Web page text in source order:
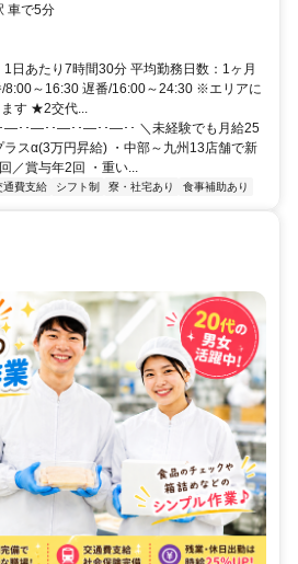
車で5分
日あたり7時間30分 平均勤務日数：1ヶ月
8:00～16:30 遅番/16:00～24:30 ※エリアに
ます ★2交代...
･･―･･―･･―･･―･･ ＼未経験でも月給25
スα(3万円昇給) ・中部～九州13店舗で新
／賞与年2回 ・重い...
通費支給 シフト制 寮・社宅あり 食事補助あり